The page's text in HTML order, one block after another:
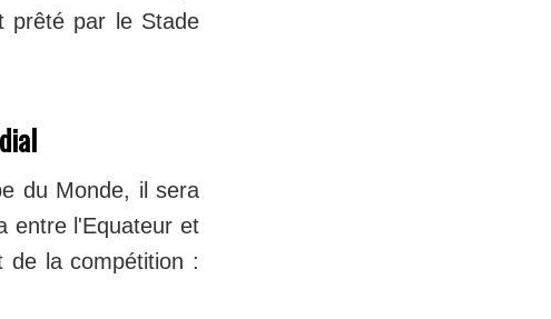
prêté par le Stade
du Monde, il sera
entre l'Equateur et
de la compétition :